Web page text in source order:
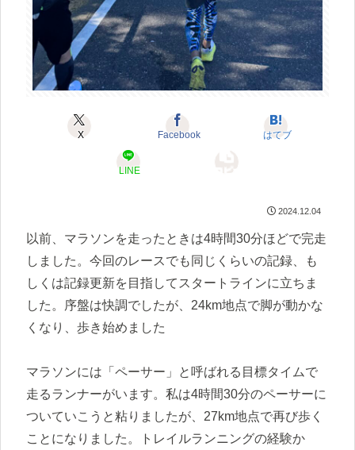
X Facebook はてブ
LINE
2024.12.04
以前、マラソンを走ったときは4時間30分ほどで完走
しました。今回のレースでも同じくらいの記録、も
しくは記録更新を目指してスタートラインに立ちま
した。序盤は快調でしたが、24km地点で脚が動かな
くなり、歩き始めました
マラソンには「ペーサー」と呼ばれる目標タイムで
走るランナーがいます。私は4時間30分のペーサーに
ついていこうと粘りましたが、27km地点で再び歩く
ことになりました。トレイルランニングの経験か